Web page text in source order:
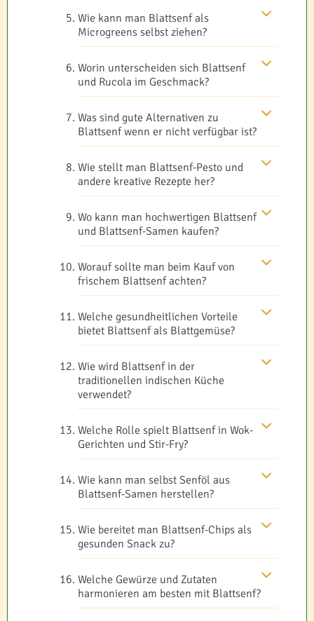
Wie kann man Blattsenf als
Microgreens selbst ziehen?
Worin unterscheiden sich Blattsenf
und Rucola im Geschmack?
Was sind gute Alternativen zu
Blattsenf wenn er nicht verfügbar ist?
Wie stellt man Blattsenf-Pesto und
andere kreative Rezepte her?
Wo kann man hochwertigen Blattsenf
und Blattsenf-Samen kaufen?
Worauf sollte man beim Kauf von
frischem Blattsenf achten?
Welche gesundheitlichen Vorteile
bietet Blattsenf als Blattgemüse?
Wie wird Blattsenf in der
traditionellen indischen Küche
verwendet?
Welche Rolle spielt Blattsenf in Wok-
Gerichten und Stir-Fry?
Wie kann man selbst Senföl aus
Blattsenf-Samen herstellen?
Wie bereitet man Blattsenf-Chips als
gesunden Snack zu?
Welche Gewürze und Zutaten
harmonieren am besten mit Blattsenf?